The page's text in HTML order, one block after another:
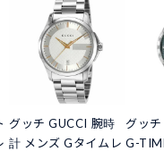
グッチ GUCCI 腕時
計 メンズ Gタイムレ
グッ
G-